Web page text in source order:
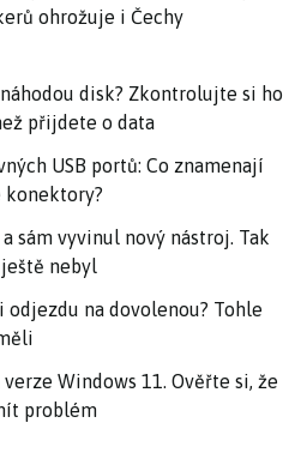
ohrožuje i Čechy
disk? Zkontrolujte si ho
přijdete o data
USB portů: Co znamenají
konektory?
sám vyvinul nový nástroj. Tak
nebyl
na dovolenou? Tohle
Windows 11. Ověřte si, že
problém